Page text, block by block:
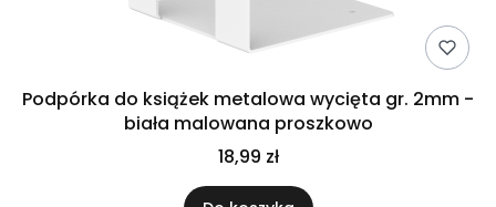
Podpórka do książek metalowa wycięta gr. 2mm -
biała malowana proszkowo
18,99 zł